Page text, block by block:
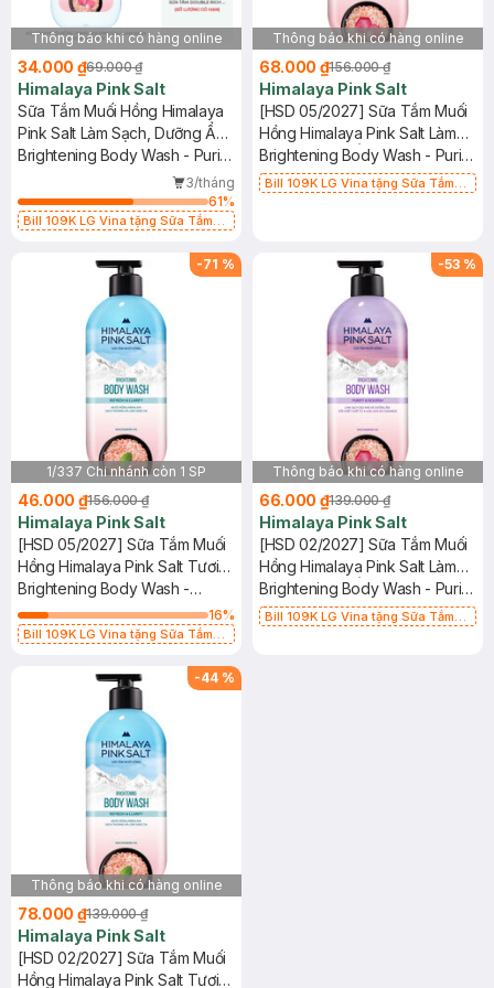
Thông báo khi có hàng online
34.000 ₫69.000 ₫
Himalaya Pink Salt
Sữa Tắm Muối Hồng Himalaya
Pink Salt Làm Sạch, Dưỡng Ẩm
200g
Brightening Body Wash - Purify
3/tháng
61%
Bill 109K LG Vina tặng Sữa Tắm
Thông báo khi có hàng online
68.000 ₫156.000 ₫
Himalaya Pink Salt
[HSD 05/2027] Sữa Tắm Muối
Hồng Himalaya Pink Salt Làm
Sạch, Dưỡng Ẩm 500g
Brightening Body Wash - Purify
& Nourish
Bill 109K LG Vina tặng Sữa Tắm
-71 %
1/337 Chi nhánh còn 1 SP
46.000 ₫156.000 ₫
Himalaya Pink Salt
[HSD 05/2027] Sữa Tắm Muối
Hồng Himalaya Pink Salt Tươi
Mát, Sảng Khoái 500g
Brightening Body Wash -
Refresh & Clarify
16%
Bill 109K LG Vina tặng Sữa Tắm
-53 %
Thông báo khi có hàng online
66.000 ₫139.000 ₫
Himalaya Pink Salt
[HSD 02/2027] Sữa Tắm Muối
Hồng Himalaya Pink Salt Làm
Sạch, Dưỡng Ẩm 500g
Brightening Body Wash - Purify
& Nourish
Bill 109K LG Vina tặng Sữa Tắm
-44 %
Thông báo khi có hàng online
78.000 ₫139.000 ₫
Himalaya Pink Salt
[HSD 02/2027] Sữa Tắm Muối
Hồng Himalaya Pink Salt Tươi